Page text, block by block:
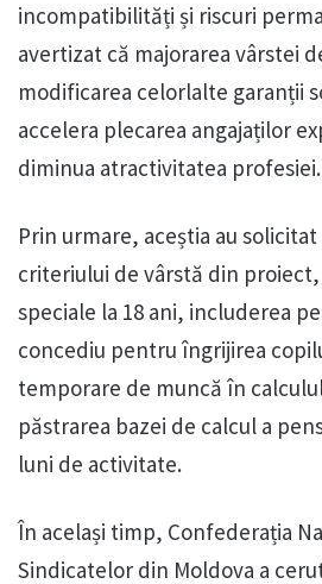
incompatibilități și riscuri
avertizat că majorarea vârstei
modificarea celorlalte garanții
accelera plecarea angajaților
diminua atractivitatea profesiei.
Prin urmare, aceștia au
criteriului de vârstă din
speciale la 18 ani, includerea
concediu pentru îngrijirea
temporare de muncă în
păstrarea bazei de calcul a
luni de activitate.
În același timp, Confederația
Sindicatelor din Moldova a